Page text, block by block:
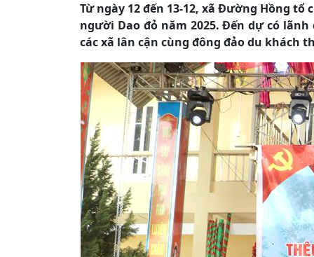
Từ ngày 12 đến 13-12, xã Đường Hồng
người Dao đỏ năm 2025. Đến dự có
các xã lân cận cùng đông đảo du khách